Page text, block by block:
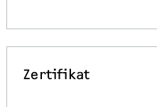
Zertifikat